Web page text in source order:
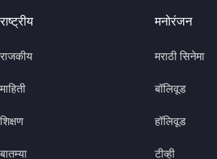
राष्ट्रीय
राजकीय
माहिती
शिक्षण
बातम्या
मनोरंजन
मराठी सिनेमा
बॉलिवूड
हॉलिवूड
टीव्ही